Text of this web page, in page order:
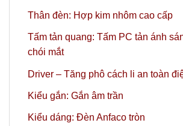
Thân đèn: Hợp kim nhôm cao cấp
Tấm tản quang: Tấm PC tản ánh
chói mắt
Driver – Tăng phô cách li an toàn
Kiểu gắn: Gắn âm trần
Kiểu dáng: Đèn Anfaco tròn